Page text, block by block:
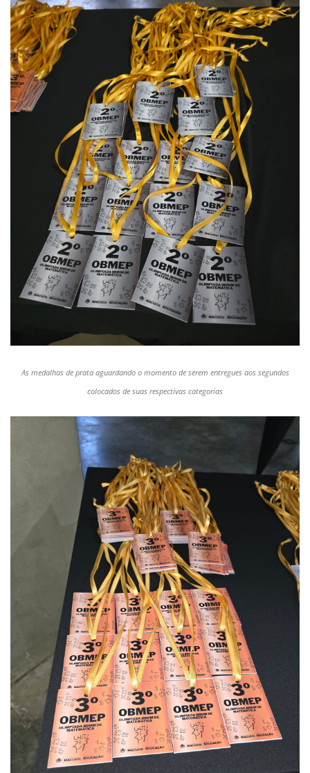
As medalhas de prata aguardando o momento de serem entregues aos segundos
colocados de suas respectivas categorias